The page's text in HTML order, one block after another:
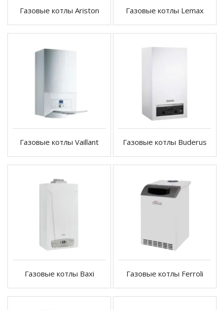
Газовые котлы Ariston Газовые котлы Lemax
Газовые котлы Vaillant Газовые котлы Buderus
Газовые котлы Baxi Газовые котлы Ferroli